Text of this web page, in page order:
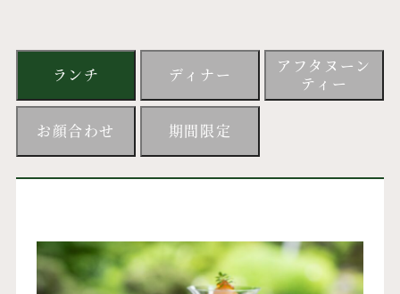
ランチ ディナー
アフタヌーン
ティー
お顔合わせ 期間限定